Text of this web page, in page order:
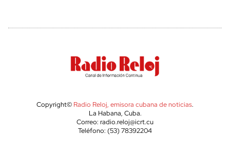
Copyright© Radio Reloj, emisora cubana de noticias.
La Habana, Cuba.
Correo: radio.reloj@icrt.cu
Teléfono: (53) 78392204